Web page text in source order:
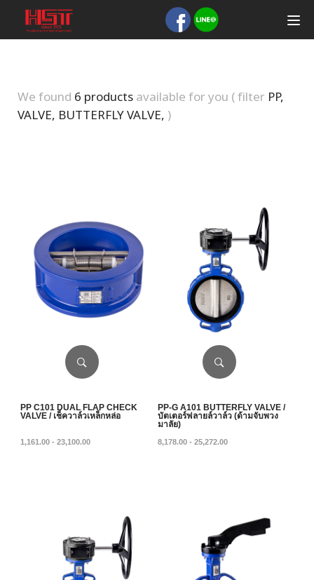
We found 6 productsavailable for you ( filter PP,
VALVE, BUTTERFLY VALVE, )
PP C101 DUAL FLAP CHECK
VALVE / เช็ควาล์วเหล็กหล่อ
1,161.00 - 23,100.00
PP-G A101 BUTTERFLY VALVE /
บัตเตอร์ฟลายล์วาล์ว (ด้ามจับพวง
มาลัย)
8,178.00 - 25,272.00